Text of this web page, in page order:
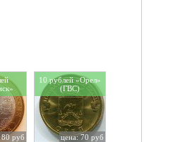
80 руб
10 рублей «Орел»
(ГВС)
цена: 70 руб